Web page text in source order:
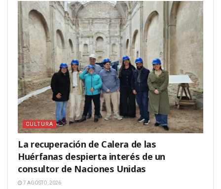
CULTURA
La recuperación de Calera de las
Huérfanas despierta interés de un
consultor de Naciones Unidas
7 AGOSTO, 2026